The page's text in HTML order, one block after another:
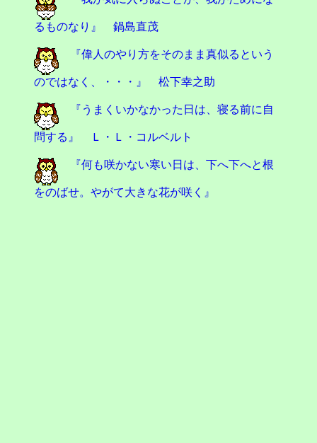
るものなり』 鍋島直茂
『偉人のやり方をそのまま真似るという
のではなく、・・・』 松下幸之助
『うまくいかなかった日は、寝る前に自
問する』 Ｌ・Ｌ・コルベルト
『何も咲かない寒い日は、下へ下へと根
をのばせ。やがて大きな花が咲く』